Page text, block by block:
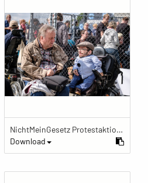
NichtMeinGesetz Protestaktion im Käfig
Download